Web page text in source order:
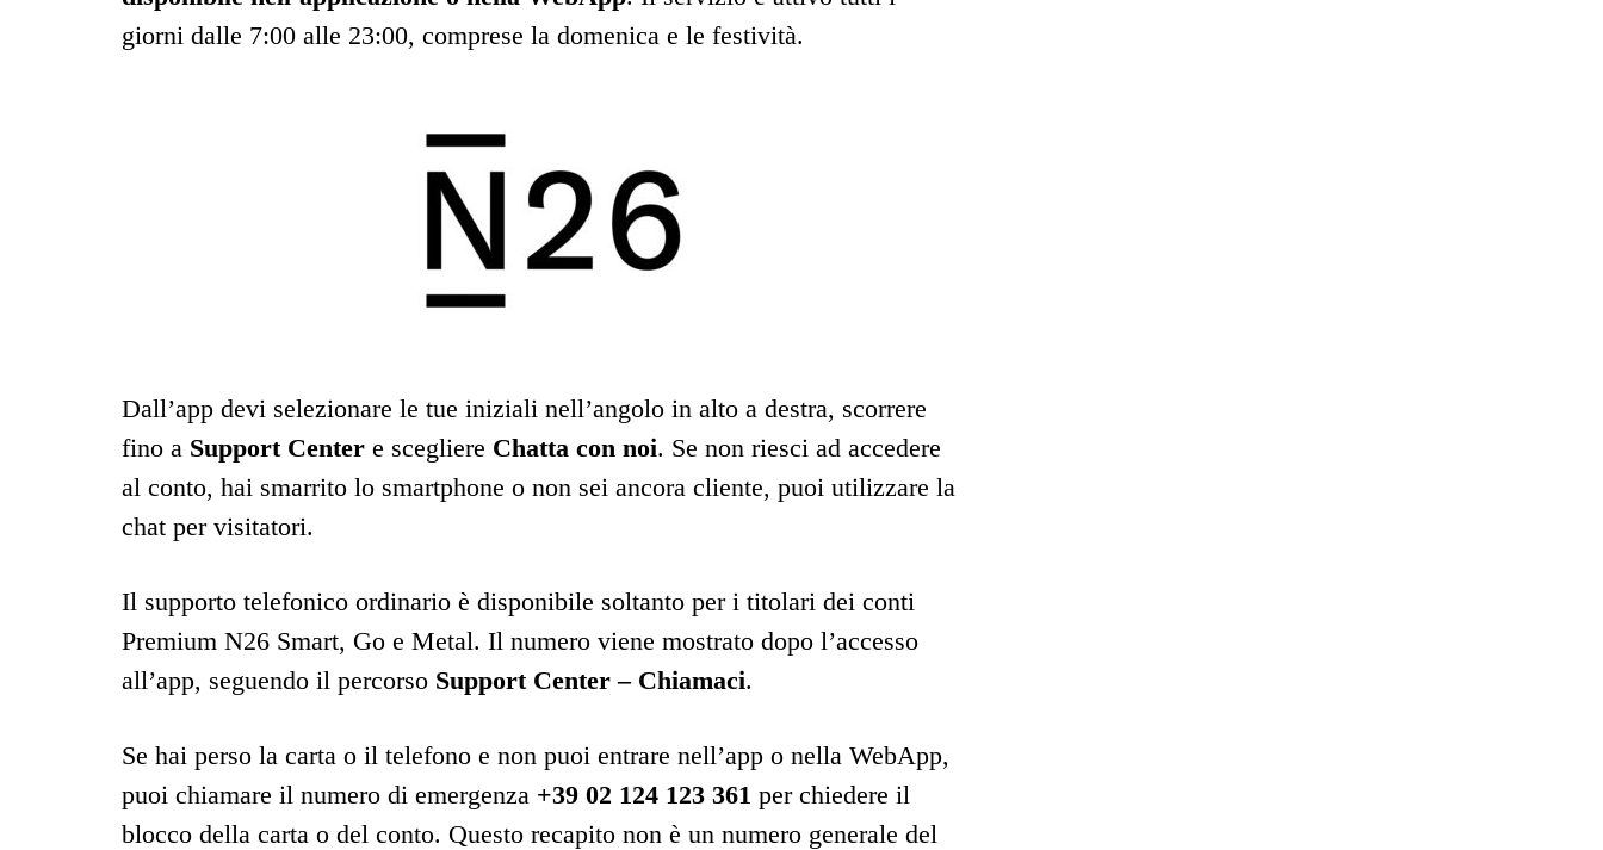
giorni dalle 7:00 alle 23:00, comprese la domenica e le festività.
Dall’app devi selezionare le tue iniziali nell’angolo in alto a destra, scorrere
fino a Support Center e scegliere Chatta con noi. Se non riesci ad accedere
al conto, hai smarrito lo smartphone o non sei ancora cliente, puoi utilizzare la
chat per visitatori.
Il supporto telefonico ordinario è disponibile soltanto per i titolari dei conti
Premium N26 Smart, Go e Metal. Il numero viene mostrato dopo l’accesso
all’app, seguendo il percorso Support Center – Chiamaci.
Se hai perso la carta o il telefono e non puoi entrare nell’app o nella WebApp,
puoi chiamare il numero di emergenza +39 02 124 123 361 per chiedere il
blocco della carta o del conto. Questo recapito non è un numero generale del